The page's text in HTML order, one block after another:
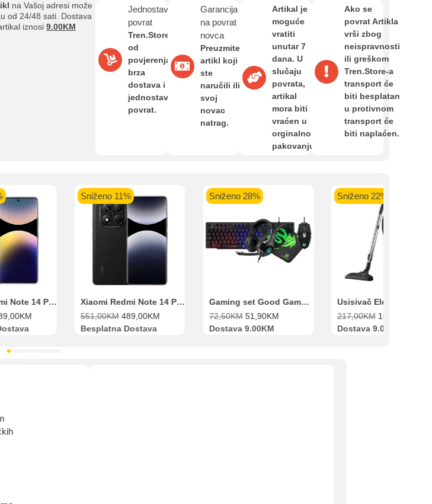
na Vašoj adresi može
od 24/48 sati. Dostava
iznosi 9.00KM
Jednostavan
povrat
Tren.Store
od
povjerenja,
brza
dostava i
jednostavan
povrat.
Garancija
na povrat
novca
Preuzmite
artikl koji
ste
naručili ili
svoj
novac
natrag.
Artikal je
moguće
vratiti
unutar 7
dana. U
slučaju
povrata,
artikal
mora biti
vraćen u
orginalnom
pakovanju.
Ako se
povrat Artikla
vrši zbog
neispravnosti
ili greškom
Tren.Store-a
transport će
biti besplatan
u protivnom
transport će
biti naplaćen.
Xiaomi Redmi Note 14 Pro 8GB 256GB Ljubičasti
KM
Sniženo 11%
Xiaomi Redmi Note 14 Pro 8GB 256GB Crni
551,00KM 489,00KM
Besplatna Dostava
Sniženo 28%
Gaming set Good Game Tastatura, Miš, Slušalice i podloga za miš
72,50KM 51,90KM
Dostava 9.00KM
Sniženo 22%
217,00KM 169,00
Dostava 9.00KM
Informacije o dostavi
O nama
Privatnost kupca
Uvjeti i odredbe
UniCredit banka
UniCredit banka VISA
Obročna do 24 rate
Sparkasse banka
MasterCard
Shop'n'Fun do 36 rata
Raiffeisen banka VISA
Magic Card do 36 rata